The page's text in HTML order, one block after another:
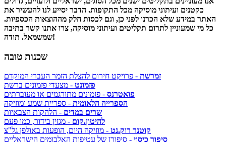
כקטנים ועיתוני מוסיקה מכל התקופות. הדבר יסייע לנו להעשיר את
האתר במידע שלא הכרנו לפני כן, וגם לכסות חלק מההוצאות הכספיות.
כל מי שמעוניין לתרום תקליטים ועיתוני מוסיקה, צרו אתנו קשר בתיבה
שמשמאל. תודה!
שכנות טובה
זמרשת - פרויקט חירום להצלת הזמר העברי המוקדם
פזמונט - מצעדי פזמונים ברשת
פואטרנס - פזמונים מתורגמים או מעוברתים
הספרייה הלאומית - ספריית שמע ומוזיקה
שרים במדים - הלהקות הצבאיות
להיטון.קום - מגזין בידור, כמו פעם
קוטנר רוק.נט - מוזיקה היום, הופעות באולפן גל"צ
סיפור כיסוי - סיפורן של עטיפות האלבומים הישראליים